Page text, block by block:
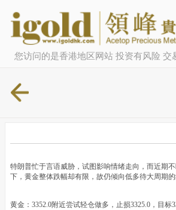
您访问的是香港地区网站 投资有风险 交
特朗普忙于言语威胁，试图影响情绪走向，而近期
下，黄金整体跌幅却有限，故仍倾向低多待大周期的
黄金：3352.0附近尝试轻仓做多，止损3325.0，目标